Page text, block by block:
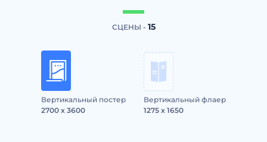
СЦЕНЫ - 15
Вертикальный постер
2700 x 3600
Вертикальный флаер
1275 x 1650